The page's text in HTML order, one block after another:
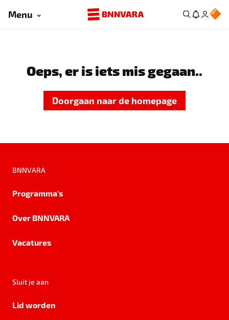
Menu
Oeps, er is iets mis gegaan..
Doorgaan naar de homepage
BNNVARA
Programma's
Over BNNVARA
Vacatures
Sluit je aan
Lid worden